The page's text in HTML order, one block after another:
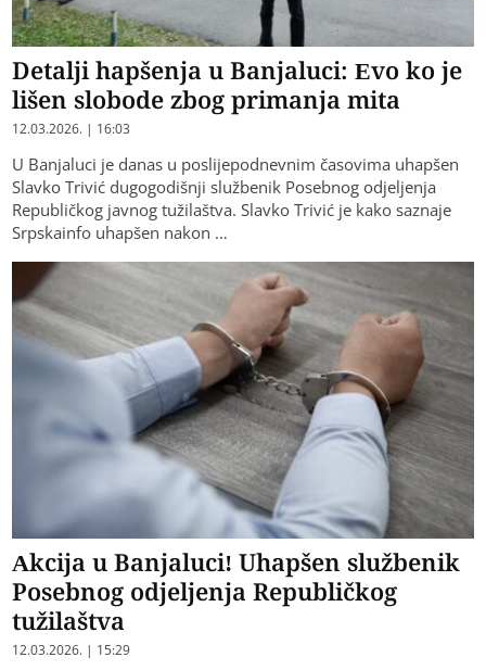
Detalji hapšenja u Banjaluci: Evo ko je
lišen slobode zbog primanja mita
12.03.2026. | 16:03
U Banjaluci je danas u poslijepodnevnim časovima uhapšen
Slavko Trivić dugogodišnji službenik Posebnog odjeljenja
Republičkog javnog tužilaštva. Slavko Trivić je kako saznaje
Srpskainfo uhapšen nakon …
Akcija u Banjaluci! Uhapšen službenik
Posebnog odjeljenja Republičkog
tužilaštva
12.03.2026. | 15:29